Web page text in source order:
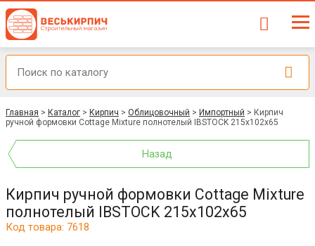
Главная > Каталог > Кирпич > Облицовочный > Импортный > Кирпич
ручной формовки Cottage Mixture полнотелый IBSTOCK 215x102x65
Назад
Кирпич ручной формовки Cottage Mixture
полнотелый IBSTOCK 215x102x65
Код товара: 7618